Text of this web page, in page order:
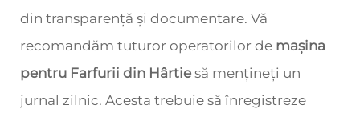
din transparență și documentare. Vă
recomandăm tuturor operatorilor de mașina
pentru Farfurii din Hârtie să mențineți un
jurnal zilnic. Acesta trebuie să înregistreze